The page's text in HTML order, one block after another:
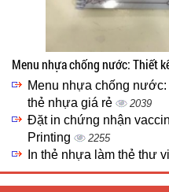
Menu nhựa chống nước: Thiết
Menu nhựa chống
thẻ nhựa giá rẻ
2039
Đặt in chứng nhận
Printing
2255
In thẻ nhựa làm thẻ thư